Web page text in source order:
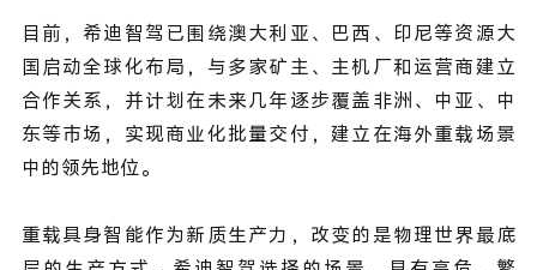
目前，希迪智驾已围绕澳大利亚、巴西、印尼等资源大
国启动全球化布局，与多家矿主、主机厂和运营商建立
合作关系，并计划在未来几年逐步覆盖非洲、中亚、中
东等市场，实现商业化批量交付，建立在海外重载场景
中的领先地位。
重载具身智能作为新质生产力，改变的是物理世界最底